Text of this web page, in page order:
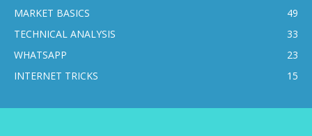
MARKET BASICS
49
TECHNICAL ANALYSIS
33
WHATSAPP
23
INTERNET TRICKS
15